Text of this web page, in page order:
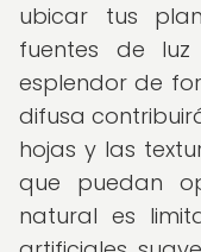
ubicar tus
fuentes de
esplendor de
difusa
hojas y las
que puedan
natural es